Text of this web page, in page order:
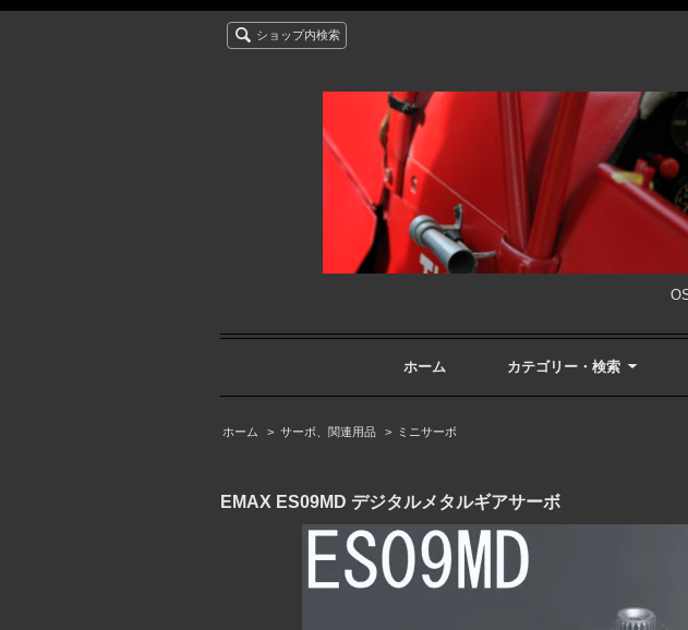
ショップ内検索
ホーム カテゴリー・検索
ホーム > サーボ、関連用品 > ミニサーボ
EMAX ES09MD デジタルメタルギアサーボ